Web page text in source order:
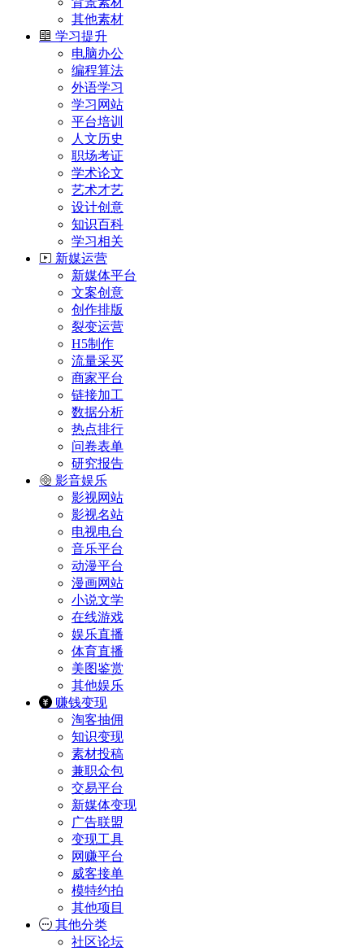
其他素材
学习提升
电脑办公
编程算法
外语学习
学习网站
平台培训
人文历史
职场考证
学术论文
艺术才艺
设计创意
知识百科
学习相关
新媒运营
新媒体平台
文案创意
创作排版
裂变运营
H5制作
流量采买
商家平台
链接加工
数据分析
热点排行
问卷表单
研究报告
影音娱乐
影视网站
影视名站
电视电台
音乐平台
动漫平台
漫画网站
小说文学
在线游戏
娱乐直播
体育直播
美图鉴赏
其他娱乐
赚钱变现
淘客抽佣
知识变现
素材投稿
兼职众包
交易平台
新媒体变现
广告联盟
变现工具
网赚平台
威客接单
模特约拍
其他项目
其他分类
社区论坛